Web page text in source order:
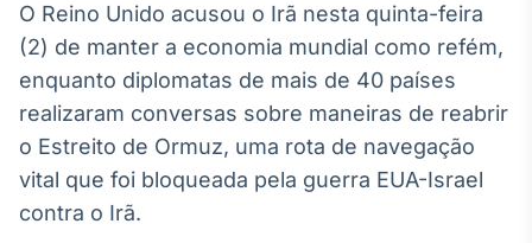
Energia
O setor de
energia elétrica
O Reino Unido acusou o Irã nesta quinta-feira
(2) de manter a economia mundial como refém,
enquanto diplomatas de mais de 40 países
realizaram conversas sobre maneiras de reabrir
o Estreito de Ormuz, uma rota de navegação
vital que foi bloqueada pela guerra EUA-Israel
contra o Irã.